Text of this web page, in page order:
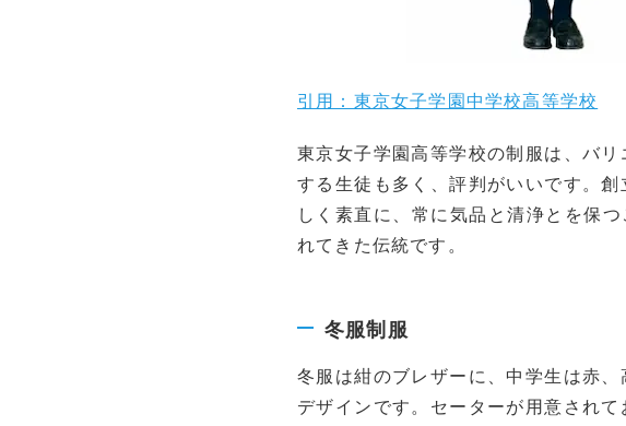
引用：東京女子学園中学校高等学校
東京女子学園高等学校の制服は、バ
する生徒も多く、評判がいいです。
しく素直に、常に気品と清浄とを保
れてきた伝統です。
冬服制服
冬服は紺のブレザーに、中学生は赤
デザインです。セーターが用意され